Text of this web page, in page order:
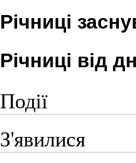
Річниці
Річниці від
Події
З'явилися